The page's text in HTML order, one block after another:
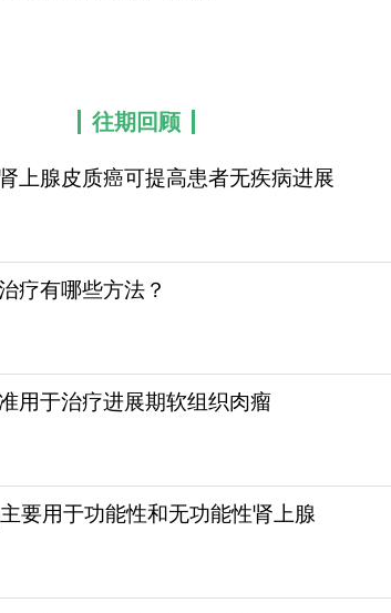
往期回顾
上腺皮质癌可提高患者无疾病进展
疗有哪些方法？
用于治疗进展期软组织肉瘤
要用于功能性和无功能性肾上腺